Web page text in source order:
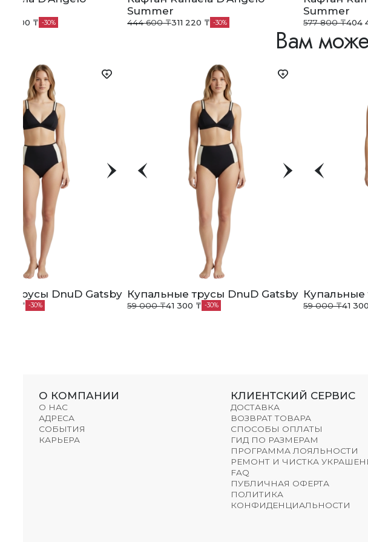
000 ₸ 30
Summer
444 600 ₸311 220 ₸ 30
Summer
577 800 ₸404
Вам
трусы DnuD Gatsby
300 ₸ 30
Купальные трусы DnuD Gatsby
59 000 ₸41 300 ₸ 30
Купальные
59 000 ₸41
О КОМПАНИИ
О НАС
АДРЕСА
СОБЫТИЯ
КАРЬЕРА
КЛИЕНТСКИЙ СЕРВИС
ДОСТАВКА
ВОЗВРАТ ТОВАРА
СПОСОБЫ ОПЛАТЫ
ГИД ПО РАЗМЕРАМ
ПРОГРАММА ЛОЯЛЬНОСТИ
РЕМОНТ И ЧИСТКА
FAQ
ПУБЛИЧНАЯ ОФЕРТА
ПОЛИТИКА
КОНФИДЕНЦИАЛЬНОСТИ